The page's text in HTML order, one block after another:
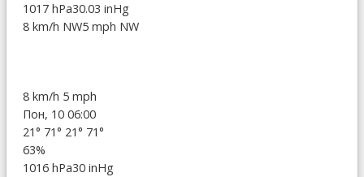
1017 hPa30.03 inHg
8 km/h NW5 mph NW
8 km/h 5 mph
Пон, 10 06:00
21° 71° 21° 71°
63%
1016 hPa30 inHg